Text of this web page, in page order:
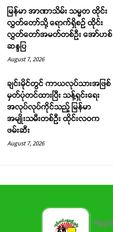
မြန်မာ အာဏာသိမ်း သမ္မတ ထိုင်း
လွှတ်တော်သို့ ရောက်ရှိစဉ် ထိုင်း
လွှတ်တော်အမတ်တစ်ဦး အော်ဟစ်
ဆန္ဒပြ
August 7, 2026
ချင်းမိုင်တွင် ကာယလုပ်သားအဖြစ်
မှတ်ပုံတင်ထားပြီး သန့်ရှင်းရေး
အလုပ်လုပ်ကိုင်သည့် မြန်မာ
အမျိုးသမီးတစ်ဦး ထိုင်းလဝက
ဖမ်းဆီး
August 7, 2026